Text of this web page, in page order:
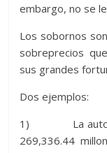
embargo, no se
Los sobornos
sobreprecios
sus grandes
Dos ejemplos:
1) La
269,336.44